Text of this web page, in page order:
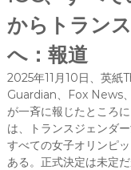
からトラン
へ：報道
2025年11月10日、英
Guardian、Fox News
が一斉に報じたところ
は、トランスジェンダ
すべての女子オリンピ
ある。正式決定は未定